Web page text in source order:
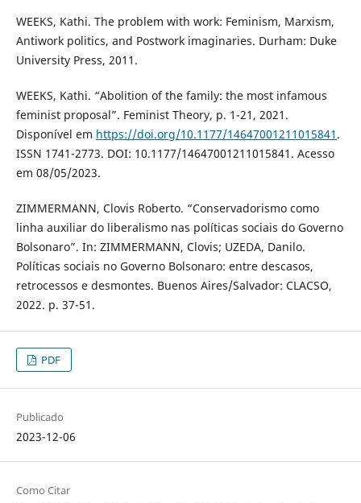
WEEKS, Kathi. The problem with work: Feminism, Marxism,
Antiwork politics, and Postwork imaginaries. Durham: Duke
University Press, 2011.
WEEKS, Kathi. “Abolition of the family: the most infamous
feminist proposal”. Feminist Theory, p. 1-21, 2021.
Disponível em https://doi.org/10.1177/14647001211015841 .
ISSN 1741-2773. DOI: 10.1177/14647001211015841. Acesso
em 08/05/2023.
ZIMMERMANN, Clovis Roberto. “Conservadorismo como
linha auxiliar do liberalismo nas políticas sociais do Governo
Bolsonaro”. In: ZIMMERMANN, Clovis; UZEDA, Danilo.
Políticas sociais no Governo Bolsonaro: entre descasos,
retrocessos e desmontes. Buenos Aires/Salvador: CLACSO,
2022. p. 37-51.
PDF
Publicado
2023-12-06
Como Citar